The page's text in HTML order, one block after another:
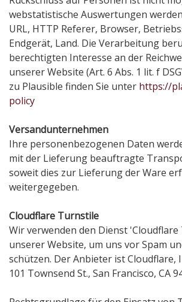
webstatistische Auswertungen
URL, HTTP Referer, Browser,
Endgerät, Land. Die Verarbeitung
berechtigten Interesse an der
unserer Website (Art. 6 Abs. 1 lit. f
zu Plausible finden Sie unter https://
policy
Versandunternehmen
Ihre personenbezogenen Daten
mit der Lieferung beauftragte
soweit dies zur Lieferung der Ware
weitergegeben.
Cloudflare Turnstile
Wir verwenden den Dienst
unserer Website, um uns vor Spam
schützen. Der Anbieter ist Cloudflare,
101 Townsend St., San Francisco, CA